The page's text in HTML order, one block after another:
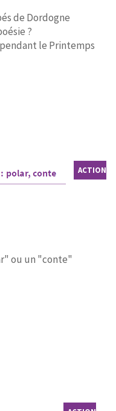
de Dordogne
?
le Printemps
ACTION
ou un "conte"